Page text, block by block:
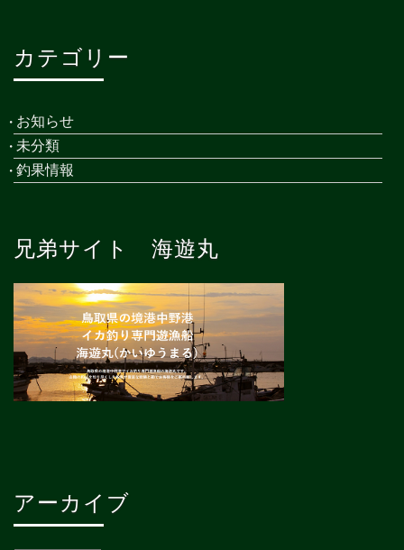
カテゴリー
お知らせ
未分類
釣果情報
兄弟サイト 海遊丸
アーカイブ